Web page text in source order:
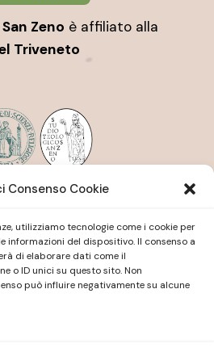
Consenso Cookie
utilizziamo tecnologie come i cookie per
informazioni del dispositivo. Il consenso a
di elaborare dati come il
o ID unici su questo sito. Non
può influire negativamente su alcune
Zeno è affiliato alla
Triveneto
Religiose
| San Pietro
Religiose